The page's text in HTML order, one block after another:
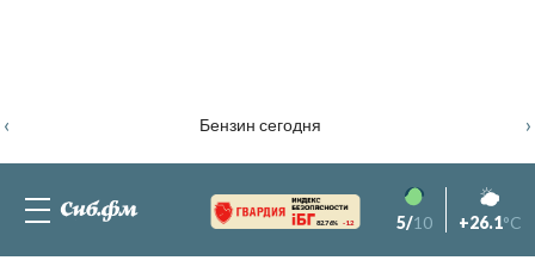
Бензин сегодня
‹ ›
82.76% -1.2 5/10 +26.1°C